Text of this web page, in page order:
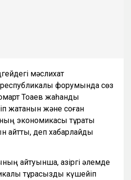
мәслихат
форумында сөз
Тоқаев жаһандық
жатқанын және соған
экономикасы тұрақты
айтты, деп хабарлайды
айтуынша, қазіргі әлемде
тұрақсыздық күшейіп